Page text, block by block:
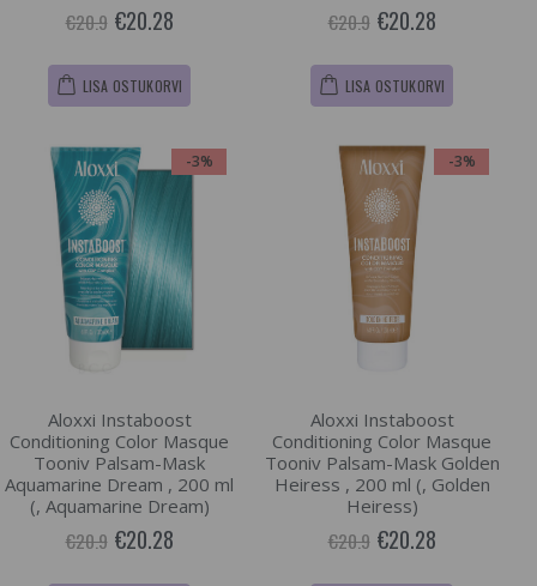
€20.9 €20.28
LISA OSTUKORVI
€20.9 €20.28
LISA OSTUKORVI
-3%
Aloxxi Instaboost
Conditioning Color Masque
Tooniv Palsam-Mask
Aquamarine Dream , 200 ml
(, Aquamarine Dream)
€20.9 €20.28
-3%
Aloxxi Instaboost
Conditioning Color Masque
Tooniv Palsam-Mask Golden
Heiress , 200 ml (, Golden
Heiress)
€20.9 €20.28